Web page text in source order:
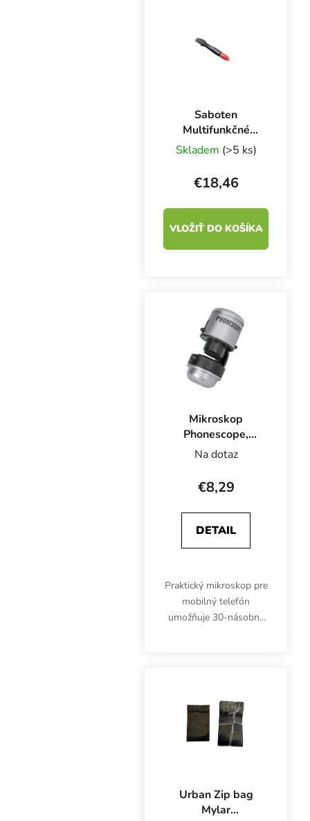
Saboten
Multifunkčné
orezávacie
zariadenie, ostrič
nožníc
Skladem (>5 ks)
€18,46
VLOŽIŤ DO KOŠÍKA
Mikroskop
Phonescope,
zväčšenie 30x
Na dotaz
€8,29
DETAIL
Praktický mikroskop pre
mobilný telefón
umožňuje 30-násobné
Urban Zip bag
Mylar